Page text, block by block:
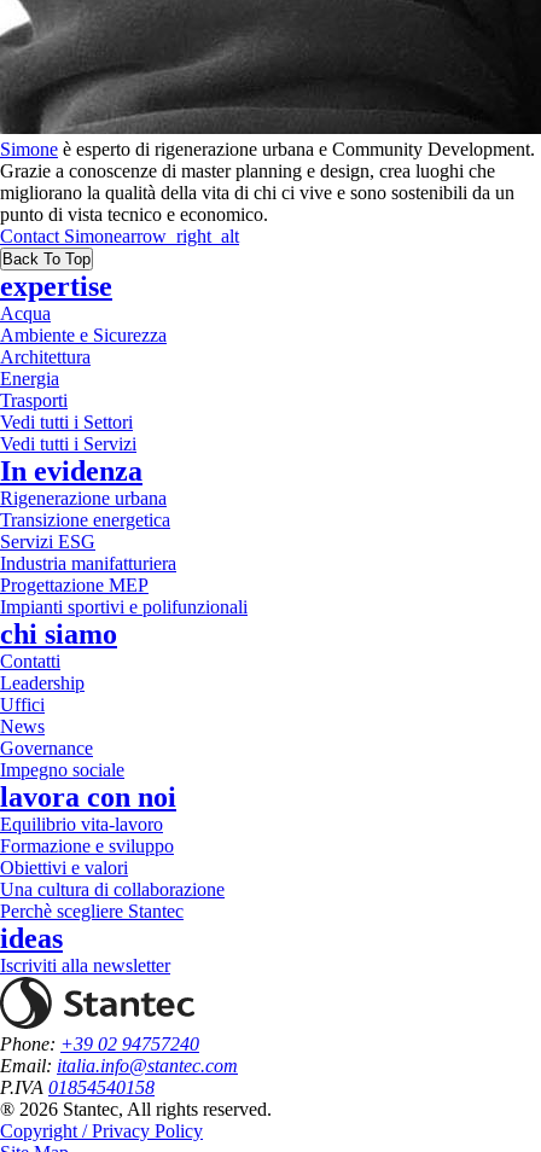
Simone è esperto di rigenerazione urbana e Community Development.
Grazie a conoscenze di master planning e design, crea luoghi che
migliorano la qualità della vita di chi ci vive e sono sostenibili da un
punto di vista tecnico e economico.
Contact Simonearrow_right_alt
Back To Top
expertise
Acqua
Ambiente e Sicurezza
Architettura
Energia
Trasporti
Vedi tutti i Settori
Vedi tutti i Servizi
In evidenza
Rigenerazione urbana
Transizione energetica
Servizi ESG
Industria manifatturiera
Progettazione MEP
Impianti sportivi e polifunzionali
chi siamo
Contatti
Leadership
Uffici
News
Governance
Impegno sociale
lavora con noi
Equilibrio vita-lavoro
Formazione e sviluppo
Obiettivi e valori
Una cultura di collaborazione
Perchè scegliere Stantec
ideas
Iscriviti alla newsletter
Phone: +39 02 94757240
Email: italia.info@stantec.com
P.IVA 01854540158
® 2026 Stantec, All rights reserved.
Copyright / Privacy Policy